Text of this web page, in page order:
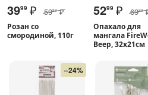
3999 ₽ 5999 ₽
Розан со
смородиной, 110г
5299 ₽ 6999
Опахало для
мангала
Веер, 32x21см
–24%